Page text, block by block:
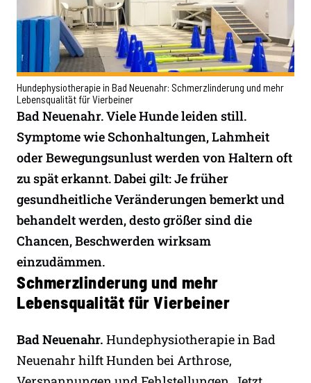
Hundephysiotherapie in Bad Neuenahr: Schmerzlinderung und mehr
Lebensqualität für Vierbeiner
Bad Neuenahr. Viele Hunde leiden still.
Symptome wie Schonhaltungen, Lahmheit
oder Bewegungsunlust werden von Haltern oft
zu spät erkannt. Dabei gilt: Je früher
gesundheitliche Veränderungen bemerkt und
behandelt werden, desto größer sind die
Chancen, Beschwerden wirksam
einzudämmen.
Schmerzlinderung und mehr
Lebensqualität für Vierbeiner
Bad Neuenahr. Hundephysiotherapie in Bad
Neuenahr hilft Hunden bei Arthrose,